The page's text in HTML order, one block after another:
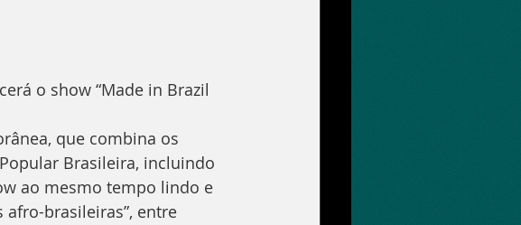
o show “Made in Brazil
que combina os
Brasileira, incluindo
ao mesmo tempo lindo e
afro-brasileiras”, entre